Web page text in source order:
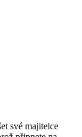
své majitelce